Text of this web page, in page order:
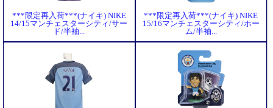
***限定再入荷***(ナイキ) NIKE
14/15マンチェスターシティ/サー
ド/半袖...
***限定再入荷***(ナイキ) NIKE
15/16マンチェスターシティ/ホー
ム/半袖...